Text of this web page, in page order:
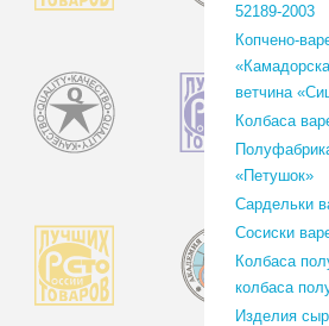
52189-2003
Копчено-
ветчина
Колбаса
«Петушок»
Сардельки
Сосиски
Колбаса
колбаса
Изделия